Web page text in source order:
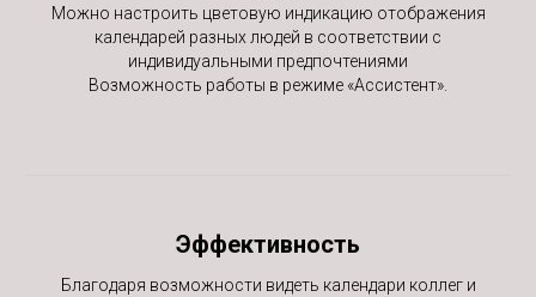
Можно настроить цветовую индикацию отображения
календарей разных людей в соответствии с
индивидуальными предпочтениями
Возможность работы в режиме «Ассистент».
Эффективность
Благодаря возможности видеть календари коллег и